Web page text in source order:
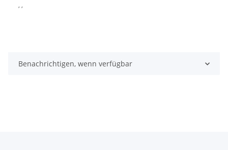
, ,
Benachrichtigen, wenn verfügbar